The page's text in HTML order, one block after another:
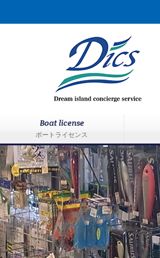
Boat license
ボートライセンス